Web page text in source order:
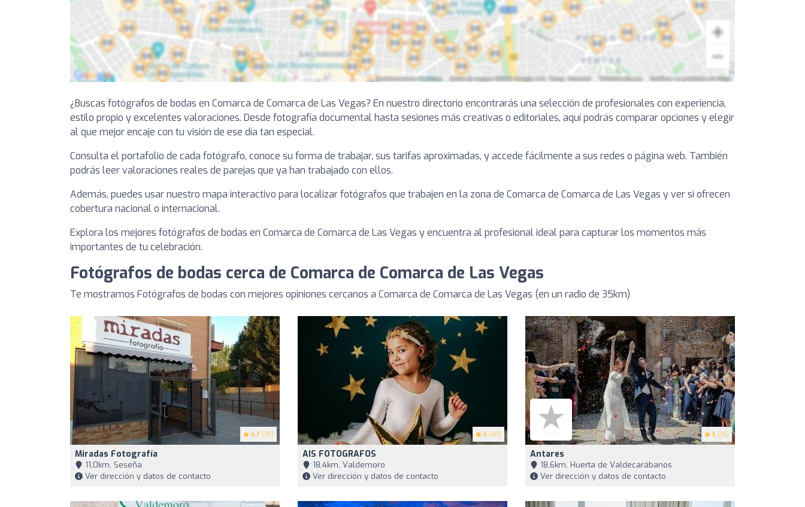
¿Buscas fotógrafos de bodas en Comarca de Comarca de Las Vegas? En nuestro directorio encontrarás una selección de profesionales con experiencia,
estilo propio y excelentes valoraciones. Desde fotografía documental hasta sesiones más creativas o editoriales, aquí podrás comparar opciones y elegir
al que mejor encaje con tu visión de ese día tan especial.
Consulta el portafolio de cada fotógrafo, conoce su forma de trabajar, sus tarifas aproximadas, y accede fácilmente a sus redes o página web. También
podrás leer valoraciones reales de parejas que ya han trabajado con ellos.
Además, puedes usar nuestro mapa interactivo para localizar fotógrafos que trabajen en la zona de Comarca de Comarca de Las Vegas y ver si ofrecen
cobertura nacional o internacional.
Explora los mejores fotógrafos de bodas en Comarca de Comarca de Las Vegas y encuentra al profesional ideal para capturar los momentos más
importantes de tu celebración.
Fotógrafos de bodas cerca de Comarca de Comarca de Las Vegas
Te mostramos Fotógrafos de bodas con mejores opiniones cercanos a Comarca de Comarca de Las Vegas (en un radio de 35km)
4.7 (76)
Miradas Fotografía
11,0km, Seseña
Ver dirección y datos de contacto
5 (40)
AIS FOTOGRAFOS
18,4km, Valdemoro
Ver dirección y datos de contacto
5 (16)
Antares
18,6km, Huerta de Valdecarábanos
Ver dirección y datos de contacto